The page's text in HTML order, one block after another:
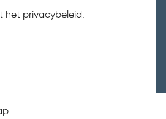
het privacybeleid.